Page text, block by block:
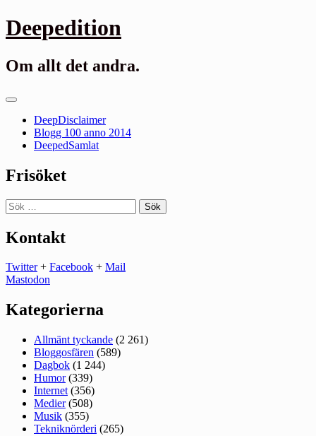
Gå
till
Deepedition
Om allt det andra.
Primär
DeepDisclaimer
Blogg 100 anno 2014
DeepedSamlat
Frisöket
Sök
efter:
Kontakt
Twitter+ Facebook + Mail
Mastodon
Kategorierna
Allmänt tyckande (2 261)
Bloggosfären (589)
Dagbok (1 244)
Humor(339)
Internet (356)
Medier(508)
Musik (355)
Tekniknörderi (265)